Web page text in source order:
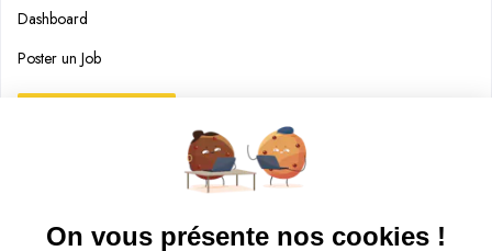
Dashboard
Poster un Job